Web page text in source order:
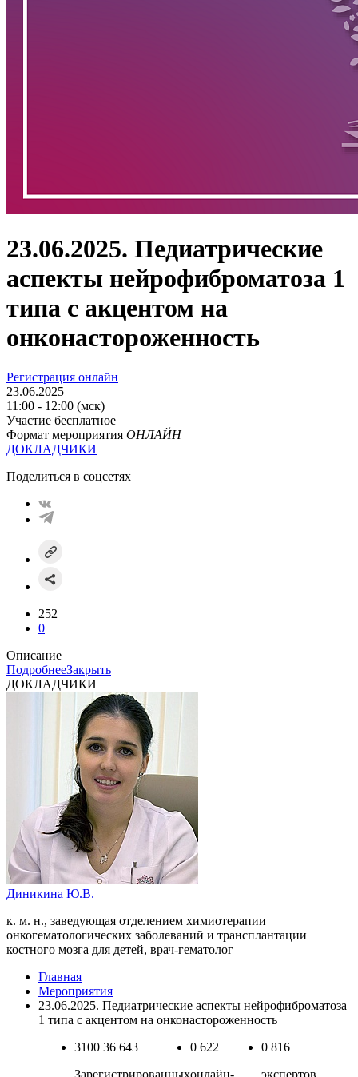
23.06.2025. Педиатрические
аспекты нейрофиброматоза 1
типа с акцентом на
онконастороженность
Регистрация онлайн
23.06.2025
11:00 - 12:00 (мск)
Участие бесплатное
Формат мероприятия ОНЛАЙН
ДОКЛАДЧИКИ
Поделиться в соцсетях
252
0
Описание
ПодробнееЗакрыть
ДОКЛАДЧИКИ
Диникина Ю.В.
к. м. н., заведующая отделением химиотерапии
онкогематологических заболеваний и трансплантации
костного мозга для детей, врач-гематолог
Главная
Мероприятия
23.06.2025. Педиатрические аспекты нейрофиброматоза
1 типа с акцентом на онконастороженность
3100 36 643
Зарегистрированных
0 622
онлайн-
0 816
экспертов